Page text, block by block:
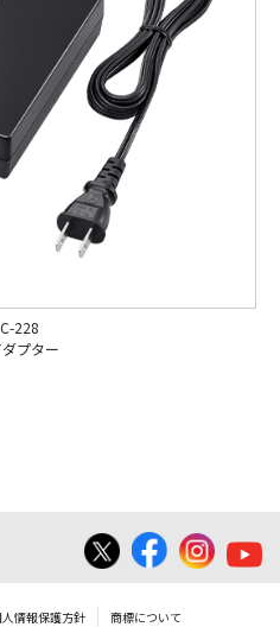
228
プター
情報保護方針 商標について